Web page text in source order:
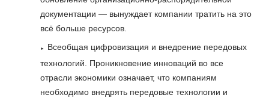
документации — вынуждает компании тратить на это
всё больше ресурсов.
Всеобщая цифровизация и внедрение передовых
технологий. Проникновение инноваций во все
отрасли экономики означает, что компаниям
необходимо внедрять передовые технологии и